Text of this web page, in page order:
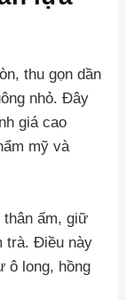
thu gọn dần
nhỏ. Đây
giá cao
mỹ và
thân ấm, giữ
trà. Điều này
ô long, hồng